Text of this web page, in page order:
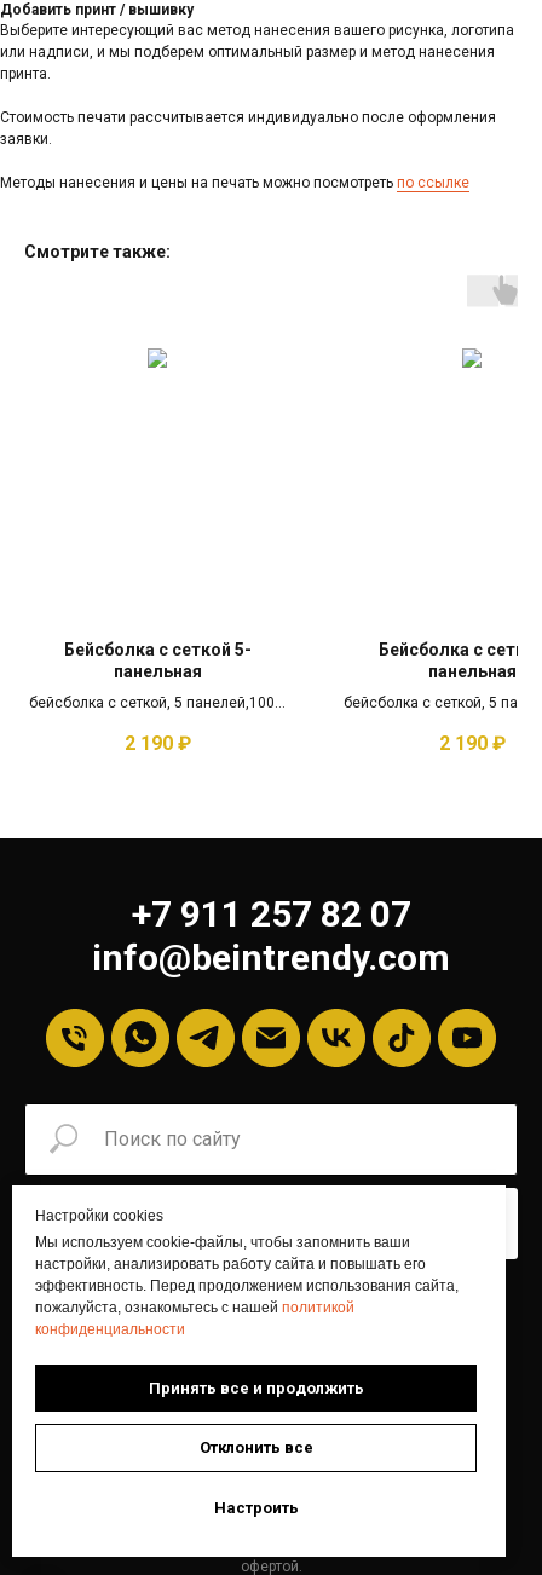
Добавить принт / вышивку
Выберите интересующий вас метод нанесения вашего рисунка, логотипа
или надписи, и мы подберем оптимальный размер и метод нанесения
принта.
Стоимость печати рассчитывается индивидуально после оформления
заявки.
Методы нанесения и цены на печать можно посмотреть по ссылке
Cмотрите также:
Бейсболка с сеткой 5-
панельная
бейсболка с сеткой, 5 панелей,100%
2 190 ₽
Бейсболка с
панельная
бейсболка с сеткой, 5
2 190 ₽
Настройки cookies
Мы используем cookie-файлы, чтобы запомнить ваши
настройки, анализировать работу сайта и повышать его
эффективность. Перед продолжением использования сайта,
пожалуйста, ознакомьтесь с нашей политикой
конфиденциальности
Принять все и продолжить
Отклонить все
Настроить
+7 911 257 82 07
info@beintrendy.com
Главная
Отзывы Контакты
собственностью компании.
офертой.